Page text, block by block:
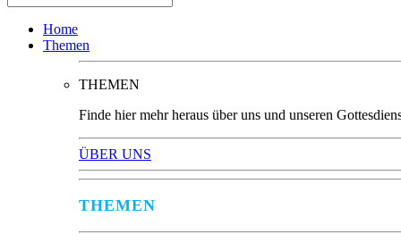
Home
Themen
THEMEN
Finde hier mehr heraus über uns und unseren
ÜBER UNS
THEMEN